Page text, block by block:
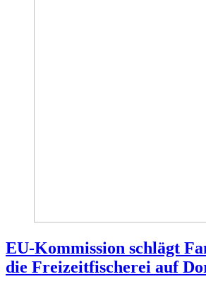
EU-Kommission schlägt
die Freizeitfischerei auf